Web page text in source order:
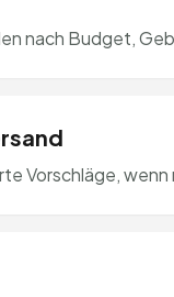
nach Budget,
Vorschläge,